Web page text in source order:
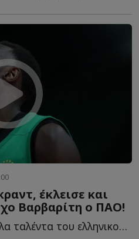
έκλεισε και
Βαρβαρίτη ο ΠΑΟ!
Τα τέσσερα πολύ μεγάλα ταλέντα του ελληνικού μπάσκετ, η...